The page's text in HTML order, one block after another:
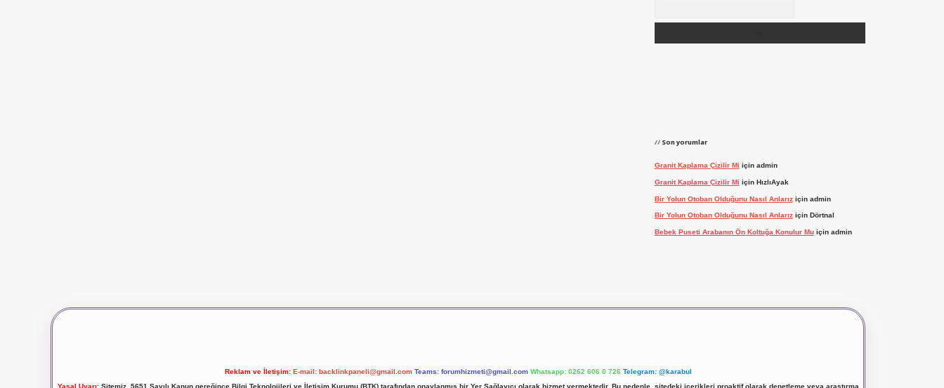
Son yorumlar
Granit Kaplama Çizilir Mi için admin
Granit Kaplama Çizilir Mi için HızlıAyak
Bir Yolun Otoban Olduğunu Nasıl Anlarıziçin admin
Bir Yolun Otoban Olduğunu Nasıl Anlarıziçin Dörtnal
Bebek Puseti Arabanın Ön Koltuğa Konulur Muiçin admin
Reklam ve İletişim: E-mail: backlinkpaneli@gmail.com Teams: forumhizmeti@gmail.com Whatsapp: 0262 606 0 726 Telegram: @karabul
Yasal Uyarı:Sitemiz, 5651 Sayılı Kanun gereğince Bilgi Teknolojileri ve İletişim Kurumu (BTK) tarafından onaylanmış bir Yer Sağlayıcı olarak hizmet vermektedir. Bu nedenle, sitedeki içerikleri proaktif olarak denetleme veya araştırma